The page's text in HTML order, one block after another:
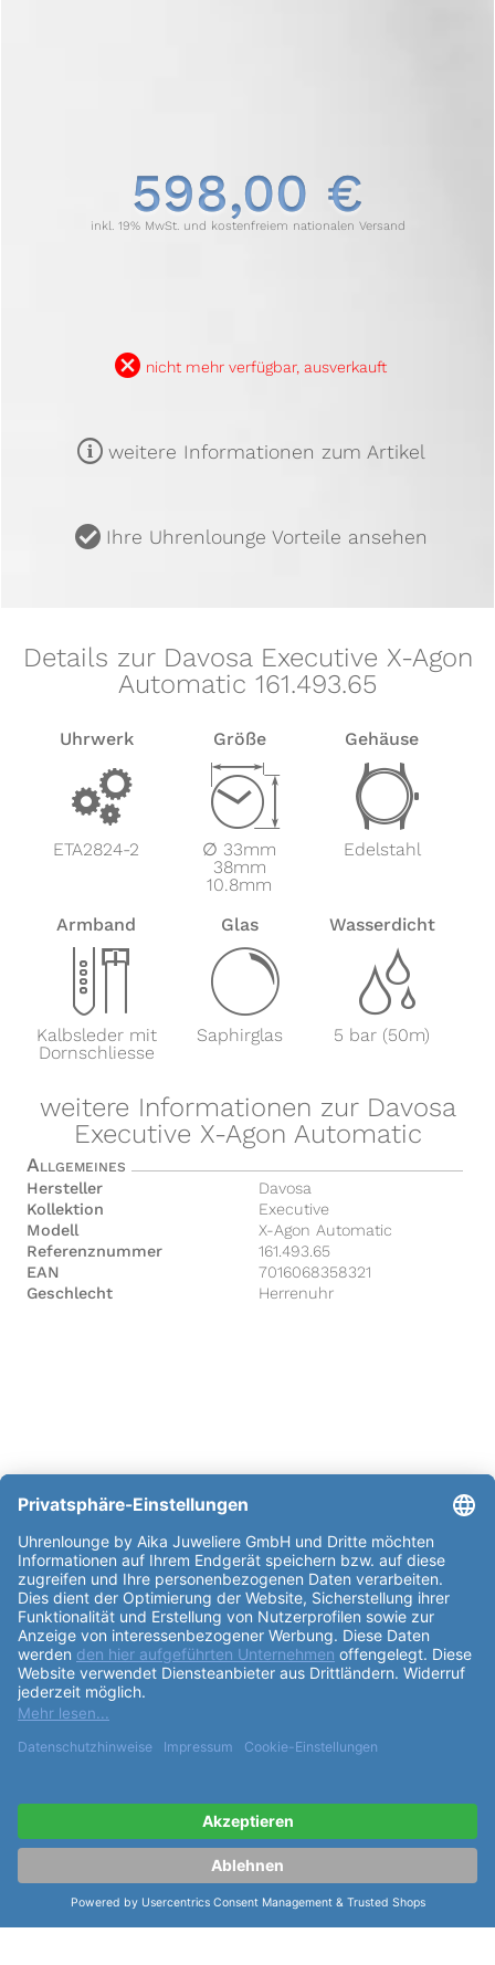
598,00 €
inkl. 19% MwSt. und kostenfreiem nationalen Versand
B nicht mehr verfügbar, ausverkauft
m weitere Informationen zum Artikel
u Ihre Uhrenlounge Vorteile ansehen
Details zur Davosa Executive X-Agon
Automatic 161.493.65
Uhrwerk
v
ETA2824-2
Größe
Z
∅ 33mm
38mm
10.8mm
Gehäuse
w
Edelstahl
Armband
x
Kalbsleder mit
Dornschliesse
Glas
y
Saphirglas
Wasserdicht
z
5 bar (50m)
weitere Informationen zur Davosa
Executive X-Agon Automatic
Allgemeines
Hersteller
Davosa
Kollektion
Executive
Modell
X-Agon Automatic
Referenznummer
161.493.65
EAN
7016068358321
Geschlecht
Herrenuhr